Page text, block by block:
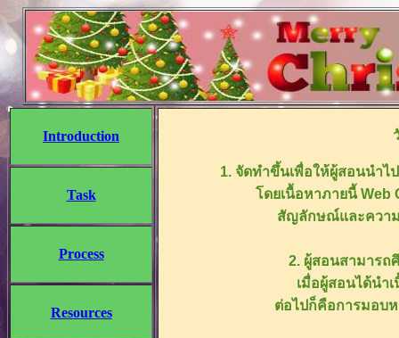
Introduction
Task
Process
Resources
1. จัดทำขึ้นเพื่อให้ผู้สอนนำไ
โดยเนื้อหาภายนี้ Web
สัญลักษณ์และควา
2. ผู้สอนสามารถ
เมื่อผู้สอนได้นำ
ต่อไปก็คือการมอบห